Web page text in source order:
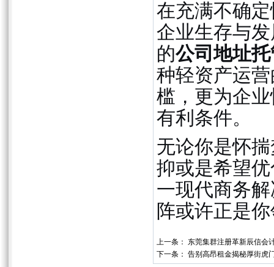
在充满不确
企业生存与
的公司地址
种轻资产运
槛，更为企
有利条件。
无论你是怀
抑或是希望
一现代商务
阵或许正是
上一条： 东莞集群注册革新辰信会
下一条： 告别高昂租金揭秘厚街虎